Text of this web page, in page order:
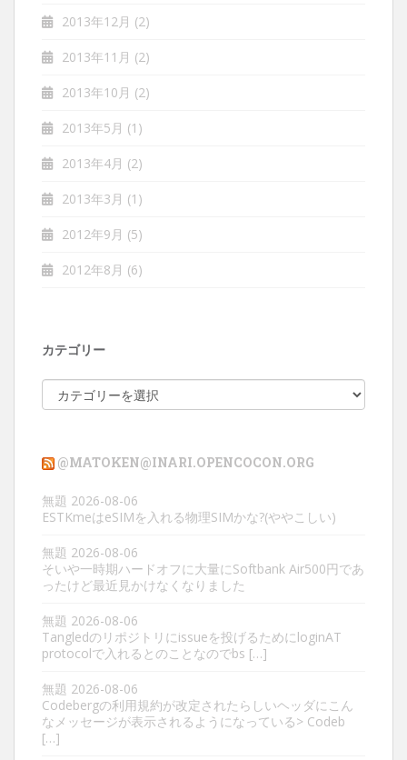
2013年12月 (2)
2013年11月 (2)
2013年10月 (2)
2013年5月 (1)
2013年4月 (2)
2013年3月 (1)
2012年9月 (5)
2012年8月 (6)
カテゴリー
テ
ー
@MATOKEN@INARI.OPENCOCON.ORG
無題 2026-08-06
ESTKmeはeSIMを入れる物理SIMかな?(ややこしい)
無題 2026-08-06
そいや一時期ハードオフに大量にSoftbank Air500円であ
ったけど最近見かけなくなりました
無題 2026-08-06
Tangledのリポジトリにissueを投げるためにloginAT
protocolで入れるとのことなのでbs […]
無題 2026-08-06
Codebergの利用規約が改定されたらしいヘッダにこん
なメッセージが表示されるようになっている> Codeb
[…]